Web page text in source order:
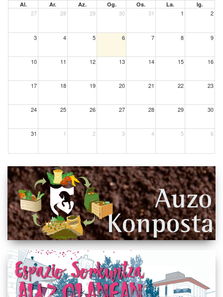
Al. Ar. Az. Og. Os. La. Ig.
27 28 29 30 31 1 2
3 4 5 6 7 8 9
10 11 12 13 14 15 16
17 18 19 20 21 22 23
24 25 26 27 28 29 30
31 1 2 3 4 5 6